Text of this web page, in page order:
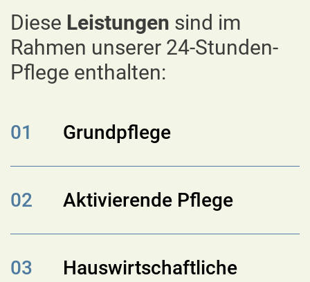
Diese Leistungen sind im
Rahmen unserer 24-Stunden-
Pflege enthalten:
01 Grundpflege
02 Aktivierende Pflege
03
Hauswirtschaftliche